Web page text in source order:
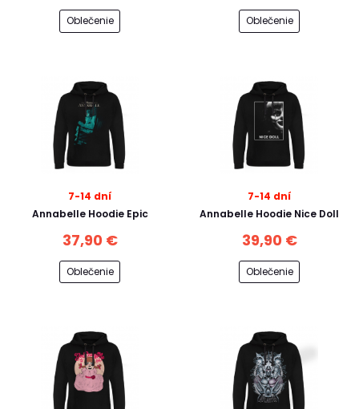
Oblečenie Oblečenie
7-14 dní
Annabelle Hoodie Epic
37,90 €
Oblečenie
7-14 dní
Annabelle Hoodie Nice Doll
39,90 €
Oblečenie